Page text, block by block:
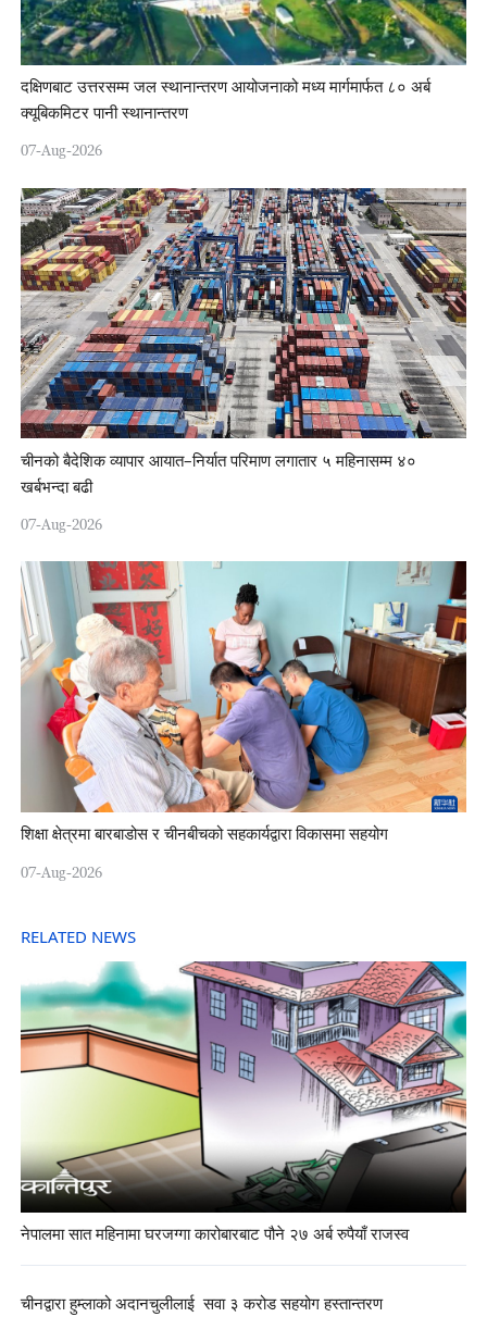
दक्षिणबाट उत्तरसम्म जल स्थानान्तरण आयोजनाको मध्य मार्गमार्फत ८० अर्ब
क्यूबिकमिटर पानी स्थानान्तरण
07-Aug-2026
चीनको बैदेशिक व्यापार आयात–निर्यात परिमाण लगातार ५ महिनासम्म ४०
खर्बभन्दा बढी
07-Aug-2026
शिक्षा क्षेत्रमा बारबाडोस र चीनबीचको सहकार्यद्वारा विकासमा सहयोग
07-Aug-2026
RELATED NEWS
नेपालमा सात महिनामा घरजग्गा कारोबारबाट पौने २७ अर्ब रुपैयाँ राजस्व
चीनद्वारा हुम्लाको अदानचुलीलाई सवा ३ करोड सहयोग हस्तान्तरण